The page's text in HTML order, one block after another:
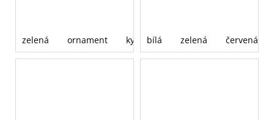
zelená ornament kytky srdce
bílá zelená červená